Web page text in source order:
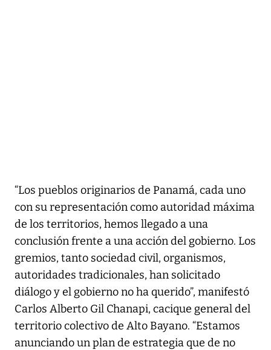
“Los pueblos originarios de Panamá, cada uno
con su representación como autoridad máxima
de los territorios, hemos llegado a una
conclusión frente a una acción del gobierno. Los
gremios, tanto sociedad civil, organismos,
autoridades tradicionales, han solicitado
diálogo y el gobierno no ha querido”, manifestó
Carlos Alberto Gil Chanapi, cacique general del
territorio colectivo de Alto Bayano. “Estamos
anunciando un plan de estrategia que de no